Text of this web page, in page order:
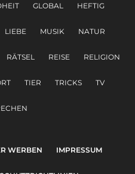
GLOBAL HEFTIG
LIEBE MUSIK NATUR
RÄTSEL REISE RELIGION
TIER TRICKS TV
WERBEN IMPRESSUM